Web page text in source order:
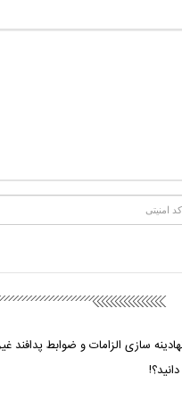
سازی الزامات و ضوابط پدافند